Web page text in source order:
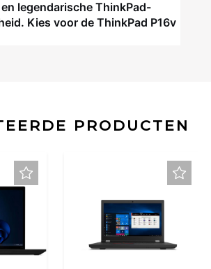
legendarische ThinkPad-
Kies voor de ThinkPad P16v
PRODUCTEN